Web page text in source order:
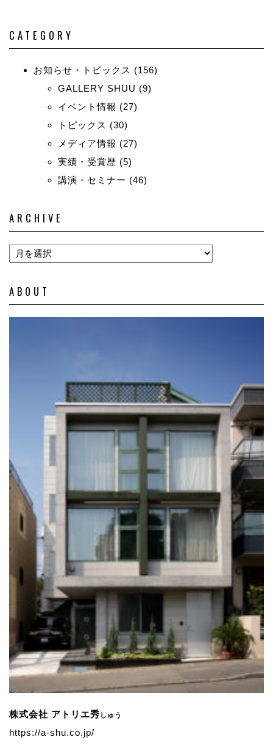
CATEGORY
お知らせ・トピックス (156)
GALLERY SHUU (9)
イベント情報 (27)
トピックス (30)
メディア情報 (27)
実績・受賞歴 (5)
講演・セミナー (46)
ARCHIVE
ABOUT
株式会社 アトリエ秀 しゅう
https://a-shu.co.jp/